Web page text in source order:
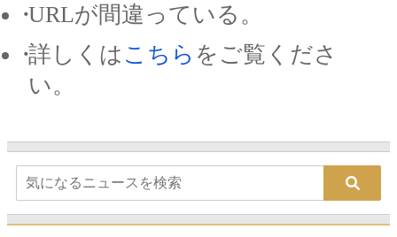
URLが間違っている。
詳しくは こちら をご覧くださ
い。